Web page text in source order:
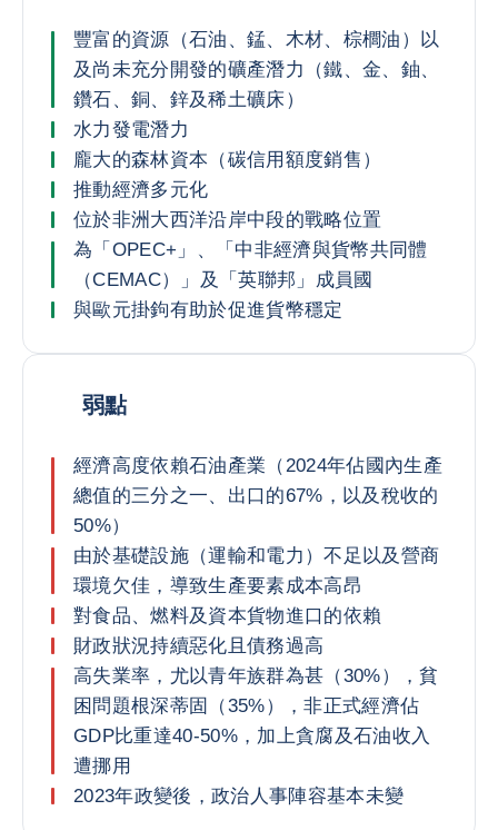
豐富的資源（石油、錳、木材、棕櫚油）以
及尚未充分開發的礦產潛力（鐵、金、鈾、
鑽石、銅、鋅及稀土礦床）
水力發電潛力
龐大的森林資本（碳信用額度銷售）
推動經濟多元化
位於非洲大西洋沿岸中段的戰略位置
為「OPEC+」、「中非經濟與貨幣共同體
（CEMAC）」及「英聯邦」成員國
與歐元掛鉤有助於促進貨幣穩定
弱點
經濟高度依賴石油產業（2024年佔國內生產
總值的三分之一、出口的67%，以及稅收的
50%）
由於基礎設施（運輸和電力）不足以及營商
環境欠佳，導致生產要素成本高昂
對食品、燃料及資本貨物進口的依賴
財政狀況持續惡化且債務過高
高失業率，尤以青年族群為甚（30%），貧
困問題根深蒂固（35%），非正式經濟佔
GDP比重達40-50%，加上貪腐及石油收入
遭挪用
2023年政變後，政治人事陣容基本未變